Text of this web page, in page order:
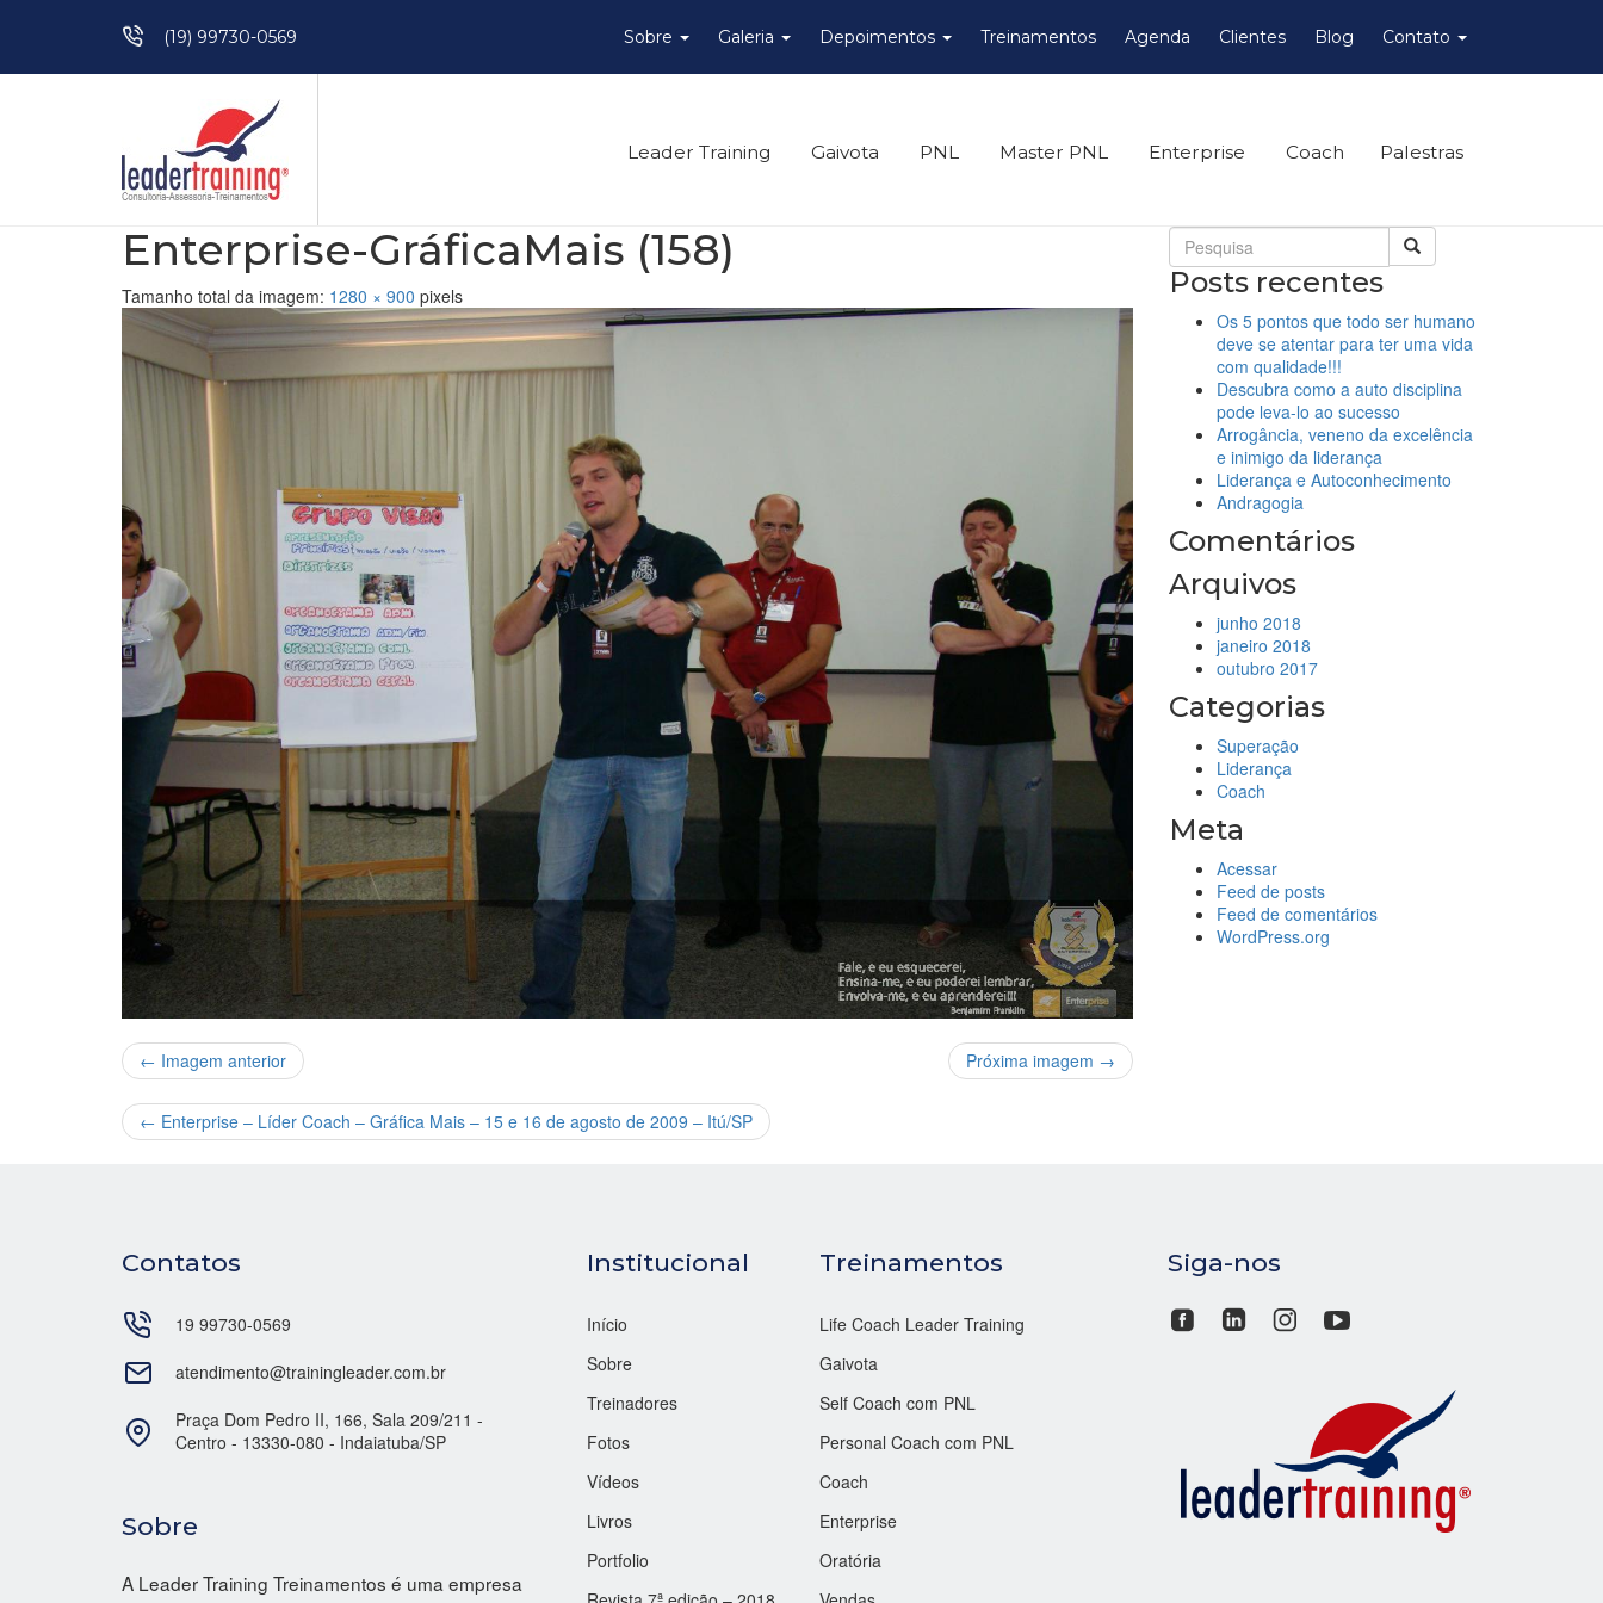
Pular para o conteúdo(19) 99730-0569 Sobre Galeria Depoimentos Treinamentos Agenda Clientes Blog Contato
Leader Training Gaivota PNL Master PNL Enterprise Coach Palestras
Enterprise-GráficaMais (158)
Tamanho total da imagem: 1280 × 900 pixels
← Imagem anterior Próxima imagem →
← Enterprise – Líder Coach – Gráfica Mais – 15 e 16 de agosto de 2009 – Itú/SP
Posts recentes
Os 5 pontos que todo ser humano
deve se atentar para ter uma vida
com qualidade!!!
Descubra como a auto disciplina
pode leva-lo ao sucesso
Arrogância, veneno da excelência
e inimigo da liderança
Liderança e Autoconhecimento
Andragogia
Comentários
Arquivos
junho 2018
janeiro 2018
outubro 2017
Categorias
Superação
Liderança
Coach
Meta
Acessar
Feed de posts
Feed de comentários
WordPress.org
Contatos
19 99730-0569
atendimento@trainingleader.com.br
Praça Dom Pedro II, 166, Sala 209/211 -
Centro - 13330-080 - Indaiatuba/SP
Sobre
A Leader Training Treinamentos é uma empresa
Institucional
Início
Sobre
Treinadores
Fotos
Vídeos
Livros
Portfolio
Treinamentos
Life Coach Leader Training
Gaivota
Self Coach com PNL
Personal Coach com PNL
Coach
Enterprise
Oratória
Siga-nos